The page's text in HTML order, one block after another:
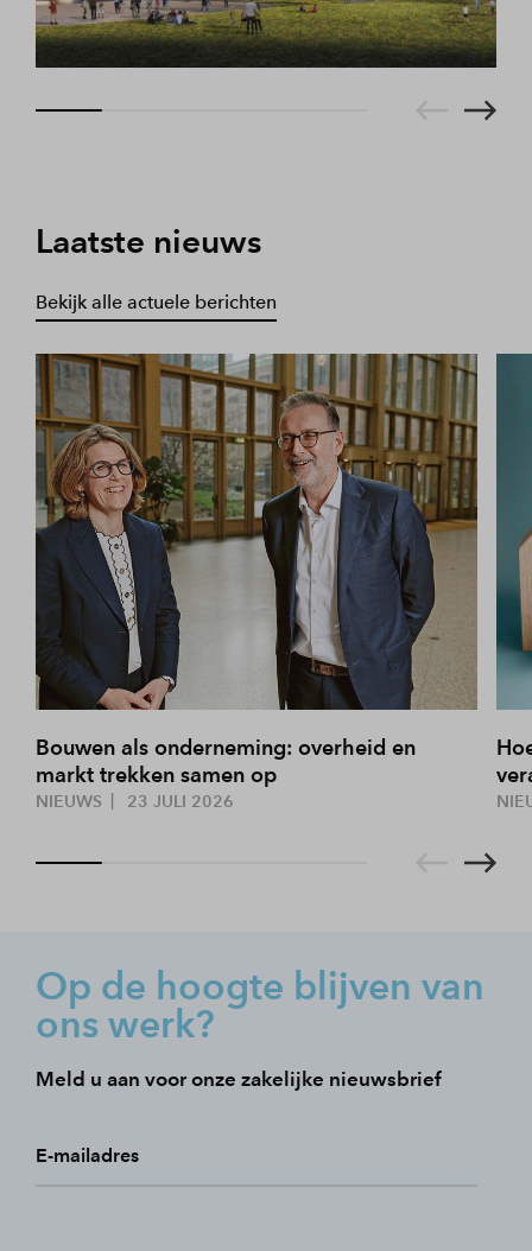
Laatste nieuws
Bekijk alle actuele berichten
Bouwen als onderneming: overheid en
markt trekken samen op
NIEUWS 23 JULI 2026
Op de hoogte blijven van
ons werk?
Meld u aan voor onze zakelijke nieuwsbrief
E-mailadres